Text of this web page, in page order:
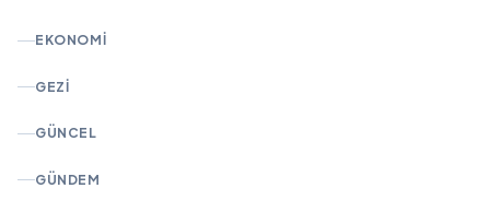
EKONOMI
GEZI
GÜNCEL
GÜNDEM